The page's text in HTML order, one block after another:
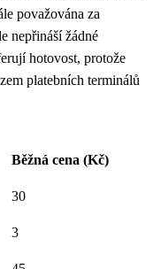
považována za
nepřináší žádné
hotovost, protože
platebních terminálů
Běžná cena (Kč)
30
3